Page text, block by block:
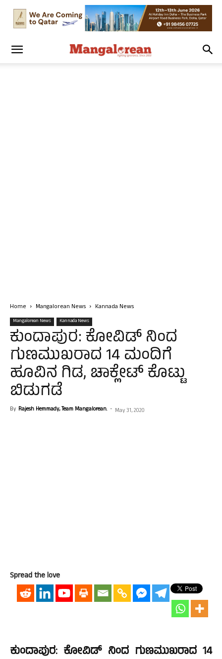
Home Mangalorean News Kannada News
Mangalorean News Kannada News
ಕುಂದಾಪುರ: ಕೋವಿಡ್ ನಿಂದ
ಗುಣಮುಖರಾದ 14 ಮಂದಿಗೆ
ಹೂವಿನ ಗಿಡ, ಚಾಕ್ಲೇಟ್ ಕೊಟ್ಟು
ಬಿಡುಗಡೆ
By Rajesh Hemmady, Team Mangalorean. - May 31, 2020
Spread the love
ಕುಂದಾಪುರ: ಕೋವಿಡ್ ನಿಂದ ಗುಣಮುಖರಾದ 14